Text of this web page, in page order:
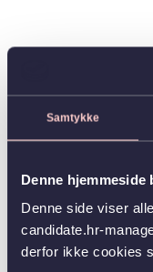
Samtykke
Denne hjemmeside
Denne side viser
candidate.hr-
derfor ikke cookies